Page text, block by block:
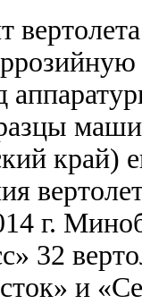
край)
г.
32
и